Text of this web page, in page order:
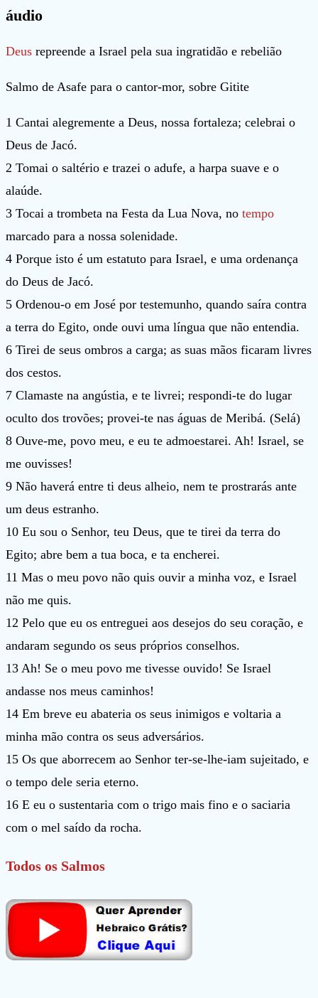
áudio
Deus repreende a Israel pela sua ingratidão e rebelião
Salmo de Asafe para o cantor-mor, sobre Gitite
1 Cantai alegremente a Deus, nossa fortaleza; celebrai o
Deus de Jacó.
2 Tomai o saltério e trazei o adufe, a harpa suave e o
alaúde.
3 Tocai a trombeta na Festa da Lua Nova, no tempo
marcado para a nossa solenidade.
4 Porque isto é um estatuto para Israel, e uma ordenança
do Deus de Jacó.
5 Ordenou-o em José por testemunho, quando saíra contra
a terra do Egito, onde ouvi uma língua que não entendia.
6 Tirei de seus ombros a carga; as suas mãos ficaram livres
dos cestos.
7 Clamaste na angústia, e te livrei; respondi-te do lugar
oculto dos trovões; provei-te nas águas de Meribá. (Selá)
8 Ouve-me, povo meu, e eu te admoestarei. Ah! Israel, se
me ouvisses!
9 Não haverá entre ti deus alheio, nem te prostrarás ante
um deus estranho.
10 Eu sou o Senhor, teu Deus, que te tirei da terra do
Egito; abre bem a tua boca, e ta encherei.
11 Mas o meu povo não quis ouvir a minha voz, e Israel
não me quis.
12 Pelo que eu os entreguei aos desejos do seu coração, e
andaram segundo os seus próprios conselhos.
13 Ah! Se o meu povo me tivesse ouvido! Se Israel
andasse nos meus caminhos!
14 Em breve eu abateria os seus inimigos e voltaria a
minha mão contra os seus adversários.
15 Os que aborrecem ao Senhor ter-se-lhe-iam sujeitado, e
o tempo dele seria eterno.
16 E eu o sustentaria com o trigo mais fino e o saciaria
com o mel saído da rocha.
Todos os Salmos